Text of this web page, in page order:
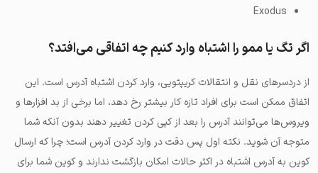
Exodus
اگر تگ یا ممو را اشتباه وارد کنیم چه اتفاقی می‌افتد؟
از دردسرهای نقل و انتقالات کریپتویی، وارد کردن اشتباه آدرس است. این
اتفاق ممکن است برای افراد تازه کار بیشتر رخ دهد، اما برخی از بد افزارها و
ویروس‌ها می‌توانند آدرس را بعد از کپی کردن تغییر دهند بدون آنکه شما
متوجه آن شوید. نکته اول پس دقت در وارد کردن آدرس است؛ چرا که ارسال
کوین به آدرس اشتباه در اکثر حالات امکان بازگشت ندارند و کوین شما برای